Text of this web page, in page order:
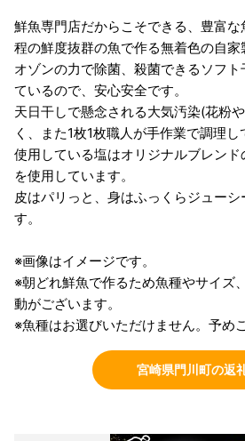
鮮魚専門店だからこそできる、豊富
程の鮮度抜群の魚で作る無着色の自家
オゾンの力で除菌、殺菌できるソフ
ているので、安心安全です。
天日干しで懸念される大気汚染(花粉
く、また1枚1枚職人が手作業で調理し
使用している塩はオリジナルブレン
を使用しています。
皮はパリっと、身はふっくらジュー
す。
※画像はイメージです。
※朝どれ鮮魚で作るため魚種やサイズ
動がございます。
※魚種はお選びいただけません。予め
宮崎県門川町の返